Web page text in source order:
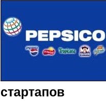
стартапов